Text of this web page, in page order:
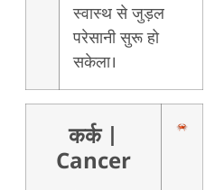
स्वास्थ से जुड़ल
परेसानी सुरू हो
सकेला।
कर्क
Cancer